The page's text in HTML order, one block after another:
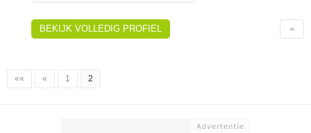
BEKIJK VOLLEDIG PROFIEL
«« « 1 2